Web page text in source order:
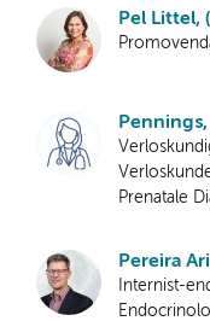
Pel Littel,
Pennings,
Prenatale
Pereira
Internist-